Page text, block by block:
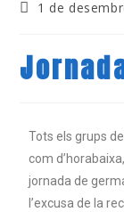
1 de
Tots els grups
com
jornada de
l’excusa de la